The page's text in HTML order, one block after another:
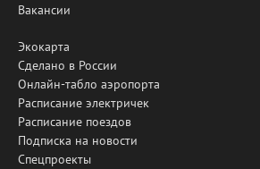
Вакансии
Экокарта
Сделано в России
Онлайн-табло аэропорта
Расписание электричек
Расписание поездов
Подписка на новости
Спецпроекты